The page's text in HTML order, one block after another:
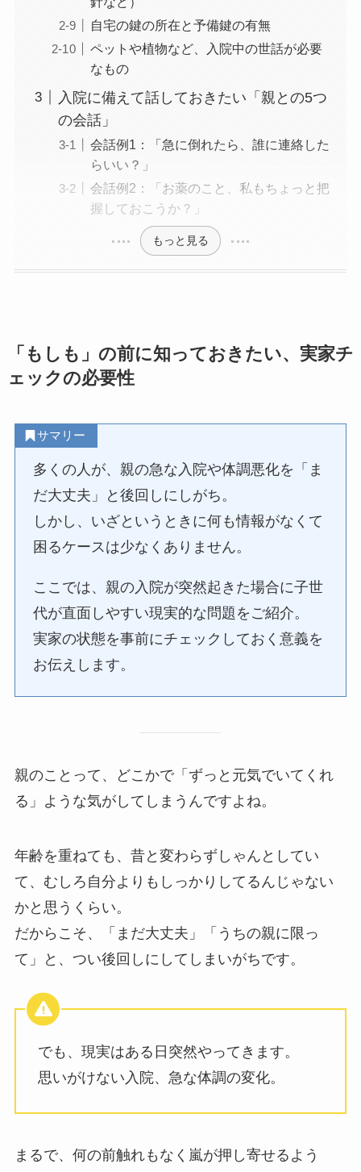
自宅の鍵の所在と予備鍵の有無
ペットや植物など、入院中の世話が必要
なもの
入院に備えて話しておきたい「親との5つ
の会話」
会話例1：「急に倒れたら、誰に連絡した
らいい？」
会話例2：「お薬のこと、私もちょっと把
握しておこうか？」
もっと見る
「もしも」の前に知っておきたい、実家チ
ェックの必要性
サマリー
多くの人が、親の急な入院や体調悪化を「ま
だ大丈夫」と後回しにしがち。
しかし、いざというときに何も情報がなくて
困るケースは少なくありません。
ここでは、親の入院が突然起きた場合に子世
代が直面しやすい現実的な問題をご紹介。
実家の状態を事前にチェックしておく意義を
お伝えします。
親のことって、どこかで「ずっと元気でいてくれ
る」ような気がしてしまうんですよね。
年齢を重ねても、昔と変わらずしゃんとしてい
て、むしろ自分よりもしっかりしてるんじゃない
かと思うくらい。
だからこそ、「まだ大丈夫」「うちの親に限っ
て」と、つい後回しにしてしまいがちです。
でも、現実はある日突然やってきます。
思いがけない入院、急な体調の変化。
まるで、何の前触れもなく嵐が押し寄せるよう